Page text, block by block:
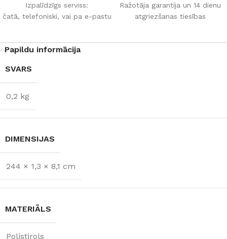
Izpalīdzīgs serviss:
čatā, telefoniski, vai pa e-pastu
Ražotāja garantija un 14 dienu
atgriezšanas tiesības
Papildu informācija
SVARS
0,2 kg
DIMENSIJAS
244 × 1,3 × 8,1 cm
MATERIĀLS
Polistirols